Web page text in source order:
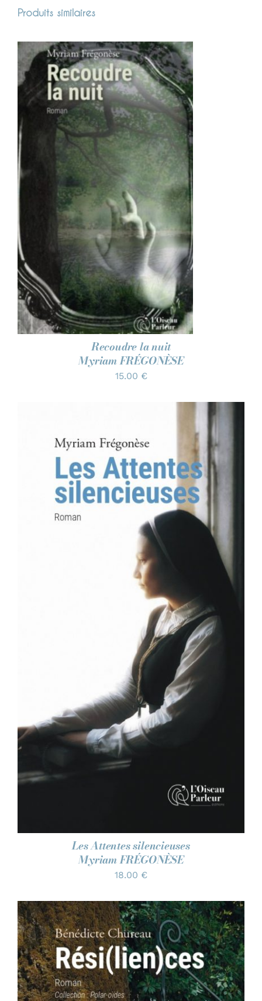
Produits similaires
AJOUTER AU PANIER
DÉTAILS
Recoudre la nuit
Myriam FRÉGONÈSE
15.00 €
AJOUTER AU PANIER
/
Les Attentes silencieuses
Myriam FRÉGONÈSE
18.00 €